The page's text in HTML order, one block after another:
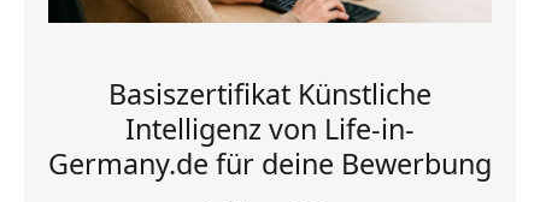
Basiszertifikat Künstliche
Intelligenz von Life-in-
Germany.de für deine Bewerbung